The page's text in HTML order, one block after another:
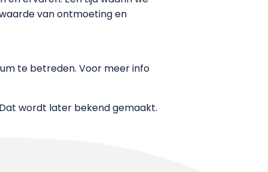
van ontmoeting en
te betreden. Voor meer info
wordt later bekend gemaakt.